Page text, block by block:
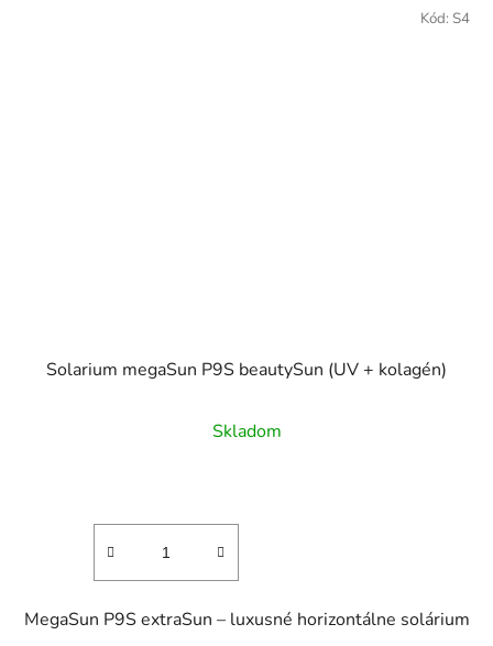
Solarium megaSun P9S beautySun (UV + kolagén)
Skladom
MegaSun P9S extraSun – luxusné horizontálne solárium
Kód: S4